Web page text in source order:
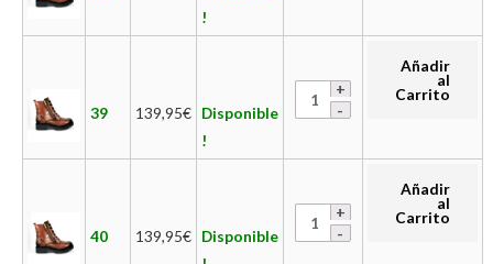
!
39 139,95€ Disponible
!
Añadir
al
Carrito
40 139,95€ Disponible
Añadir
al
Carrito